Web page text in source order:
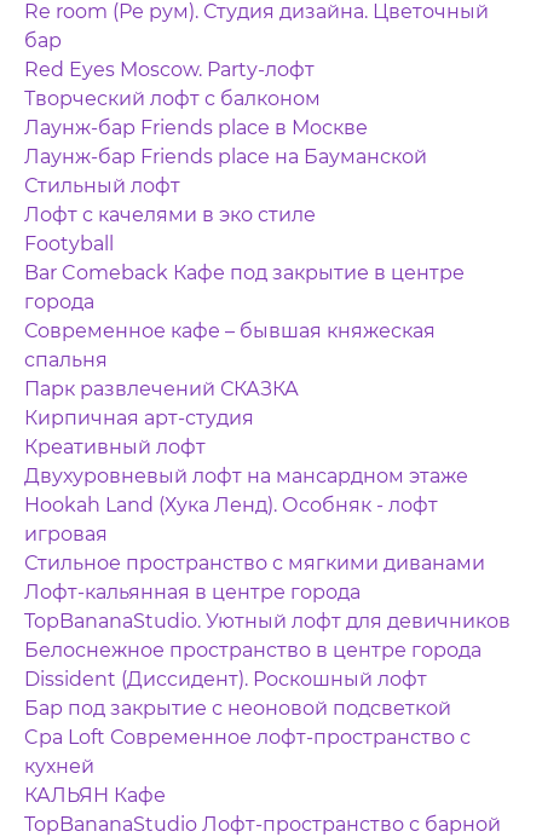
Re room (Ре рум). Студия дизайна. Цветочный
бар
Red Eyes Moscow. Party-лофт
Творческий лофт с балконом
Лаунж-бар Friends place в Москве
Лаунж-бар Friends place на Бауманской
Стильный лофт
Лофт с качелями в эко стиле
Footyball
Bar Comeback Кафе под закрытие в центре
города
Современное кафе – бывшая княжеская
спальня
Парк развлечений СКАЗКА
Кирпичная арт-студия
Креативный лофт
Двухуровневый лофт на мансардном этаже
Hookah Land (Хука Ленд). Особняк - лофт
игровая
Стильное пространство с мягкими диванами
Лофт-кальянная в центре города
TopBananaStudio. Уютный лофт для девичников
Белоснежное пространство в центре города
Dissident (Диссидент). Роскошный лофт
Бар под закрытие с неоновой подсветкой
Cpa Loft Современное лофт-пространство с
кухней
КАЛЬЯН Кафе
TopBananaStudio Лофт-пространство с барной